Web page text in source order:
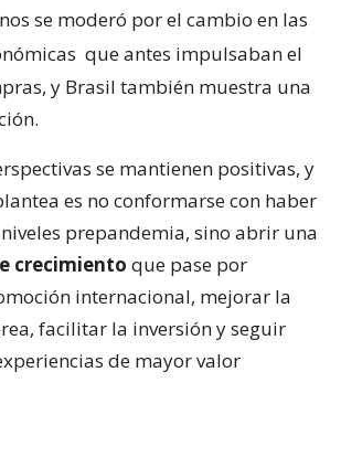
se moderó por el cambio en las
que antes impulsaban el
y Brasil también muestra una
se mantienen positivas, y
es no conformarse con haber
prepandemia, sino abrir una
crecimiento que pase por
internacional, mejorar la
facilitar la inversión y seguir
de mayor valor